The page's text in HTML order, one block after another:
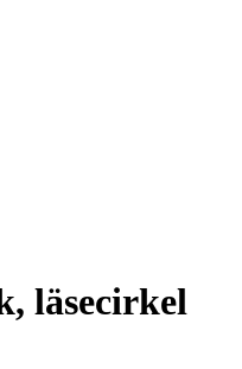
läsecirkel